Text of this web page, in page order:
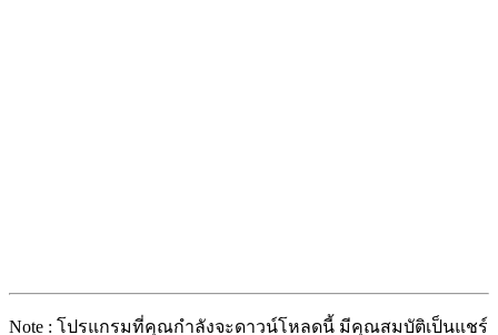
Note : โปรแกรมที่คุณกำลังจะดาวน์โหลดนี้ มีคุณสมบัติเป็นแชร์